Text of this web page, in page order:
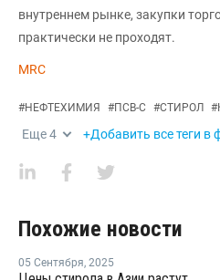
внутреннем рынке, закупки
практически не проходят.
MRC
#НЕФТЕХИМИЯ #ПСВ-С #СТИРОЛ #
Еще4 +Добавить все теги в
Похожие новости
05 Сентября, 2025